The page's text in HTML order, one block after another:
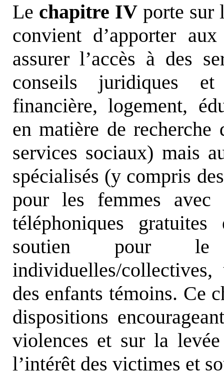
Le chapitre IV porte sur
convient d’apporter
assurer l’accès à des
conseils juridiques et
financière, logement,
en matière de recherche
services sociaux) mais
spécialisés (y compris
pour les femmes avec
téléphoniques
soutien pour
individuelles/
des enfants témoins. Ce
dispositions
violences et sur la
l’intérêt des victimes et